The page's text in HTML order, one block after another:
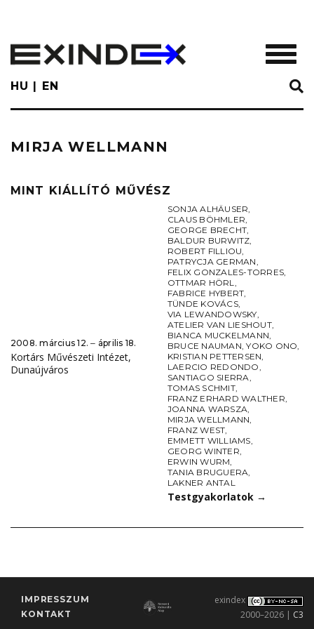
main
content
HU EN
MIRJA WELLMANN
MINT KIÁLLÍTÓ MŰVÉSZ
2008. március 12. ‒ április 18.
Kortárs Művészeti Intézet,
Dunaújváros
SONJA ALHÄUSER,
CLAUS BÖHMLER,
GEORGE BRECHT,
BALDUR BURWITZ,
ROBERT FILLIOU,
PATRYCJA GERMAN,
FELIX GONZALES-TORRES,
OTTMAR HÖRL,
FABRICE HYBERT,
TÜNDE KOVÁCS,
VIA LEWANDOWSKY,
ATELIER VAN LIESHOUT,
BIANCA MUCKELMANN,
BRUCE NAUMAN,YOKO ONO,
KRISTIAN PETTERSEN,
LAERCIO REDONDO,
SANTIAGO SIERRA,
TOMAS SCHMIT,
FRANZ ERHARD WALTHER,
JOANNA WARSZA,
MIRJA WELLMANN,
FRANZ WEST,
EMMETT WILLIAMS,
GEORG WINTER,
ERWIN WURM,
TANIA BRUGUERA,
LAKNER ANTAL
Testgyakorlatok →
IMPRESSZUM
KONTAKT
exindex
2000–2026 | C3